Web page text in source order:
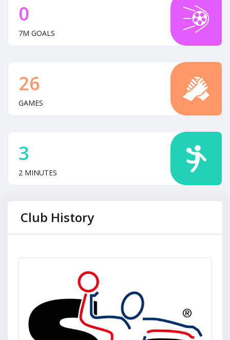
0
7M GOALS
26
GAMES
3
2 MINUTES
Club History